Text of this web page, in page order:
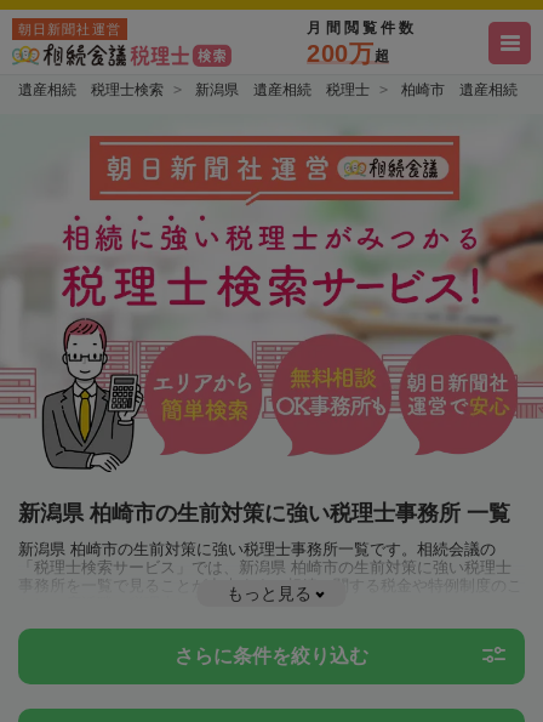
朝日新聞社運営 月間閲覧件数
200万超
遺産相続 税理士検索 新潟県 遺産相続 税理士 柏崎市 遺産相続
新潟県 柏崎市の生前対策に強い税理士事務所 一覧
新潟県 柏崎市の生前対策に強い税理士事務所一覧です。相続会議の
「税理士検索サービス」では、新潟県 柏崎市の生前対策に強い税理士
事務所を一覧で見ることが出来ます。相続に関する税金や特例制度のこ
とは一度近隣の税理士に相談してみましょう。
もっと見る
さらに条件を絞り込む